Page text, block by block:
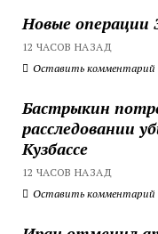
Новые операции
12 ЧАСОВ НАЗАД
Оставить комментарий
Бастрыкин
расследовании
Кузбассе
12 ЧАСОВ НАЗАД
Оставить комментарий